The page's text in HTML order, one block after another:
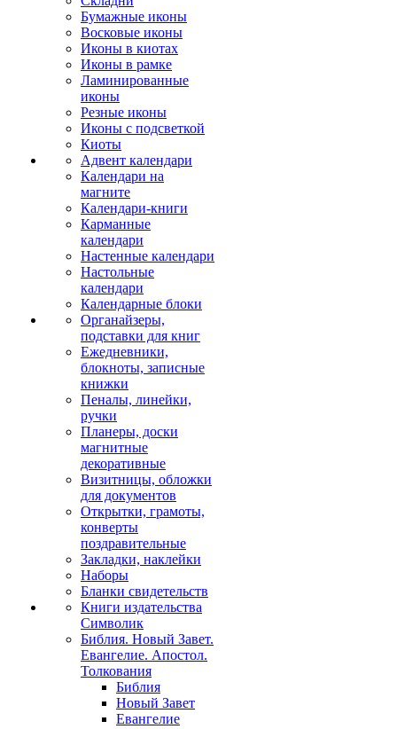
Бумажные иконы
Восковые иконы
Иконы в киотах
Иконы в рамке
Ламинированные
иконы
Резные иконы
Иконы с подсветкой
Киоты
Адвент календари
Календари на
магните
Календари-книги
Карманные
календари
Настенные календари
Настольные
календари
Календарные блоки
Органайзеры,
подставки для книг
Ежедневники,
блокноты, записные
книжки
Пеналы, линейки,
ручки
Планеры, доски
магнитные
декоративные
Визитницы, обложки
для документов
Открытки, грамоты,
конверты
поздравительные
Закладки, наклейки
Наборы
Бланки свидетельств
Книги издательства
Символик
Библия. Новый Завет.
Евангелие. Апостол.
Толкования
Библия
Новый Завет
Евангелие